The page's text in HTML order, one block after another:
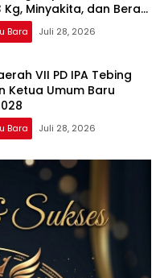
Minyakita, dan Beras
Bara Juli 28, 2026
VII PD IPA Tebing
Ketua Umum Baru
Bara Juli 28, 2026